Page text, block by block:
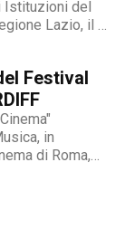
Istituzioni del
Lazio, il 9
al tema
Festival
in
di Roma,